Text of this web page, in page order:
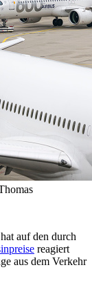
auf den durch
reagiert
aus dem Verkehr